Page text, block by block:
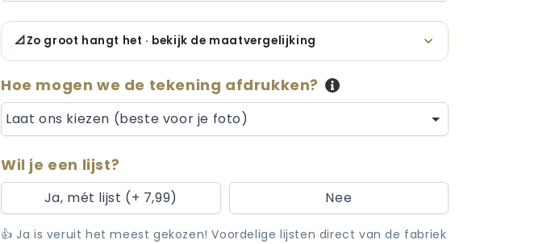
📐Zo groot hangt het · bekijk de maatvergelijking
Hoe mogen we de tekening afdrukken?
Laat ons kiezen (beste voor je foto)
Wil je een lijst?
Ja, mét lijst (+ 7,99) Nee
👍 Ja is veruit het meest gekozen! Voordelige lijsten direct van de fabriek